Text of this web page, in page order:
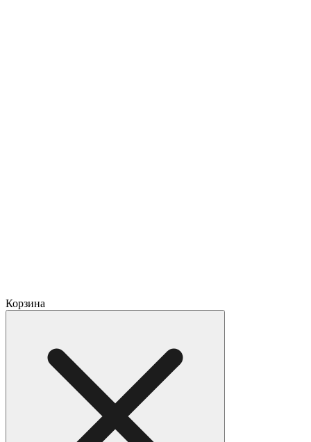
Корзина